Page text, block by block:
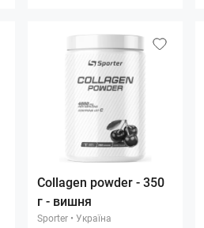
Collagen powder - 350
г - вишня
Sporter • Україна